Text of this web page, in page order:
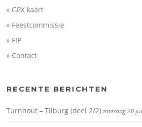
» GPX kaart
» Feestcommissie
» FIP
» Contact
RECENTE BERICHTEN
Turnhout – Tilburg (deel 2/2)zaterdag 20